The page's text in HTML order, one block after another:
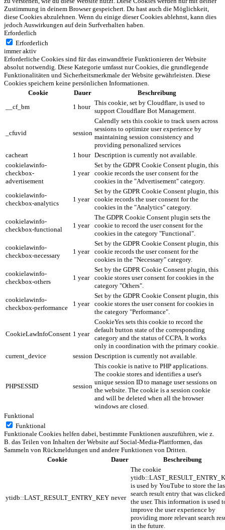
Zustimmung in deinem Browser gespeichert. Du hast auch die Möglichkeit,
diese Cookies abzulehnen. Wenn du einige dieser Cookies ablehnst, kann dies
jedoch Auswirkungen auf dein Surfverhalten haben.
Erforderlich
Erforderlich
immer aktiv
Erforderliche Cookies sind für das einwandfreie Funktionieren der Website
absolut notwendig. Diese Kategorie umfasst nur Cookies, die grundlegende
Funktionalitäten und Sicherheitsmerkmale der Website gewährleisten. Diese
Cookies speichern keine persönlichen Informationen.
Cookie
Dauer
Beschreibung
__cf_bm
1 hour
This cookie, set by Cloudflare, is used to
support Cloudflare Bot Management.
_cfuvid session
Calendly sets this cookie to track users across
sessions to optimize user experience by
maintaining session consistency and
providing personalized services
cacheart
1 hour Description is currently not available.
cookielawinfo-
checkbox-
advertisement
1 year
Set by the GDPR Cookie Consent plugin, this
cookie records the user consent for the
cookies in the "Advertisement" category.
cookielawinfo-
checkbox-analytics
1 year
Set by the GDPR Cookie Consent plugin, this
cookie records the user consent for the
cookies in the "Analytics" category.
cookielawinfo-
checkbox-functional
1 year
The GDPR Cookie Consent plugin sets the
cookie to record the user consent for the
cookies in the category "Functional".
cookielawinfo-
checkbox-necessary
1 year
Set by the GDPR Cookie Consent plugin, this
cookie records the user consent for the
cookies in the "Necessary" category.
cookielawinfo-
checkbox-others
1 year
Set by the GDPR Cookie Consent plugin, this
cookie stores user consent for cookies in the
category "Others".
cookielawinfo-
checkbox-performance
1 year
Set by the GDPR Cookie Consent plugin, this
cookie stores the user consent for cookies in
the category "Performance".
CookieLawInfoConsent 1 year
CookieYes sets this cookie to record the
default button state of the corresponding
category and the status of CCPA. It works
only in coordination with the primary cookie.
current_device
session Description is currently not available.
PHPSESSID session
This cookie is native to PHP applications.
The cookie stores and identifies a user's
unique session ID to manage user sessions on
the website. The cookie is a session cookie
and will be deleted when all the browser
windows are closed.
Funktional
Funktional
Funktionale Cookies helfen dabei, bestimmte Funktionen auszuführen, wie z.
B. das Teilen von Inhalten der Website auf Social-Media-Plattformen, das
Sammeln von Rückmeldungen und andere Funktionen von Dritten.
Cookie
Dauer Beschreibung
ytidb::LAST_RESULT_ENTRY_KEY never
The cookie
is used by YouTube to store the
search result entry that was
the user. This information is used
improve the user experience by
providing more relevant search
in the future.